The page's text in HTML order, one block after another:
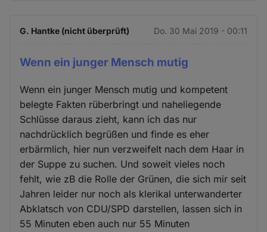
G. Hantke (nicht überprüft) Do. 30 Mai 2019 - 00:11
Wenn ein junger Mensch mutig
Wenn ein junger Mensch mutig und kompetent
belegte Fakten rüberbringt und naheliegende
Schlüsse daraus zieht, kann ich das nur
nachdrücklich begrüßen und finde es eher
erbärmlich, hier nun verzweifelt nach dem Haar in
der Suppe zu suchen. Und soweit vieles noch
fehlt, wie zB die Rolle der Grünen, die sich mir seit
Jahren leider nur noch als klerikal unterwanderter
Abklatsch von CDU/SPD darstellen, lassen sich in
55 Minuten eben auch nur 55 Minuten